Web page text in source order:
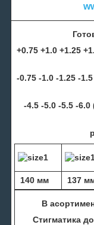
+0.75 +1.0 +1.25
-0.75 -1.0 -1.25 -
-4.5 -5.0 -5.5 -6.0
140 мм 137
В
Стигматика